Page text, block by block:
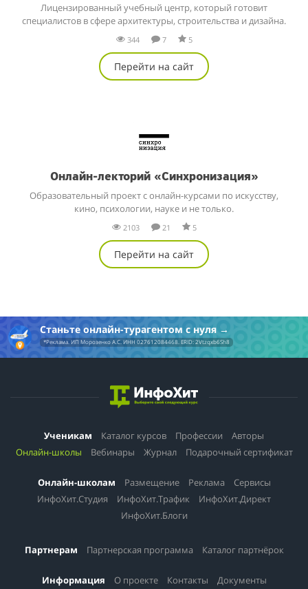
Лицензированный учебный центр, который готовит
специалистов в сфере архитектуры, строительства и дизайна.
344 7 5
Перейти на сайт
Онлайн-лекторий «Синхронизация»
Образовательный проект с онлайн-курсами по искусству,
кино, психологии, науке и не только.
2103 21 5
Перейти на сайт
Станьте онлайн-турагентом с нуля
*Реклама. ИП Морозенко А.С. ИНН 027612084468. ERID: 2Vtzqxb6Sh8
Ученикам Каталог курсов Профессии
Авторы
Онлайн-школы
Вебинары Журнал Подарочный сертификат
Онлайн-школам Размещение Реклама
Сервисы
ИнфоХит.Студия
ИнфоХит.Трафик
ИнфоХит.Директ
ИнфоХит.Блоги
Партнерам Партнерская программа Каталог партнёрок
Информация О проекте Контакты Документы